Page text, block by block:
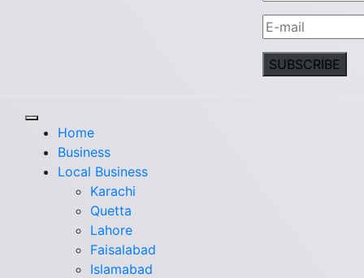
Home
Business
Local Business
Karachi
Quetta
Lahore
Faisalabad
Islamabad